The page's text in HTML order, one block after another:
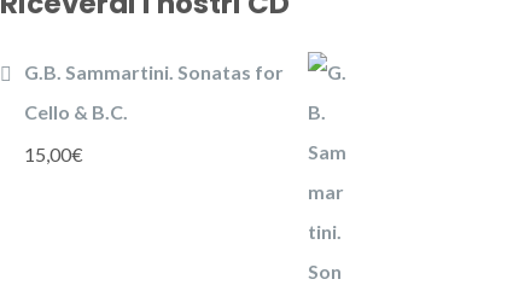
G.B. Sammartini. Sonatas for
Cello & B.C.
15,00€